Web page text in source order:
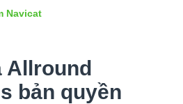
Navicat
Allround
bản quyền